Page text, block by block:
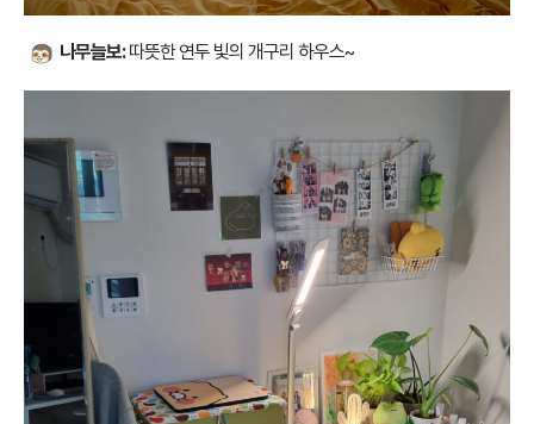
나무늘보:따뜻한 연두 빛의 개구리 하우스~